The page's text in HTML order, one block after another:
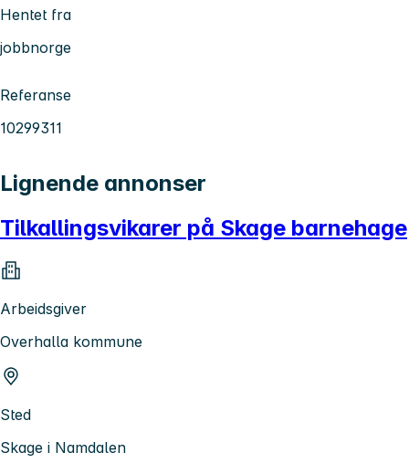
Hentet fra
jobbnorge
Referanse
10299311
Lignende annonser
Tilkallingsvikarer på Skage barnehage
Arbeidsgiver
Overhalla kommune
Sted
Skage i Namdalen